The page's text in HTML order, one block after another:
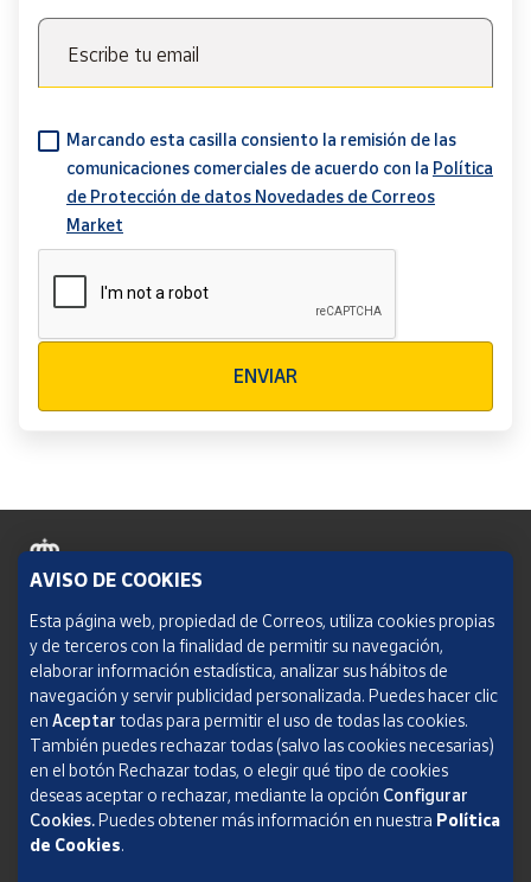
Escribe tu email
Marcando esta casilla consiento la remisión de las
comunicaciones comerciales de acuerdo con la Política
de Protección de datos Novedades de Correos
Market
ENVIAR
Política de cookies
Aviso legal
Condiciones del servicio
Política de Privacidad Web
Informe de transparencia
SOCIEDAD ESTATAL CORREOS Y TELÉGRAFOS, S.A., S.M.E. Todos los derechos
AVISO DE COOKIES
Esta página web, propiedad de Correos, utiliza cookies propias
y de terceros con la finalidad de permitir su navegación,
elaborar información estadística, analizar sus hábitos de
navegación y servir publicidad personalizada. Puedes hacer clic
en Aceptar todas para permitir el uso de todas las cookies.
También puedes rechazar todas (salvo las cookies necesarias)
en el botón Rechazar todas, o elegir qué tipo de cookies
deseas aceptar o rechazar, mediante la opción Configurar
Cookies.Puedes obtener más información en nuestra Política
de Cookies.